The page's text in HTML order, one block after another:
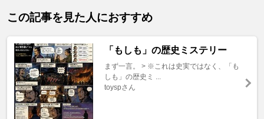
この記事を見た人におすすめ
「もしも」の歴史ミステリー
まず一言。 > ※これは史実ではなく、「も
しも」の歴史ミ ...
toyspさん